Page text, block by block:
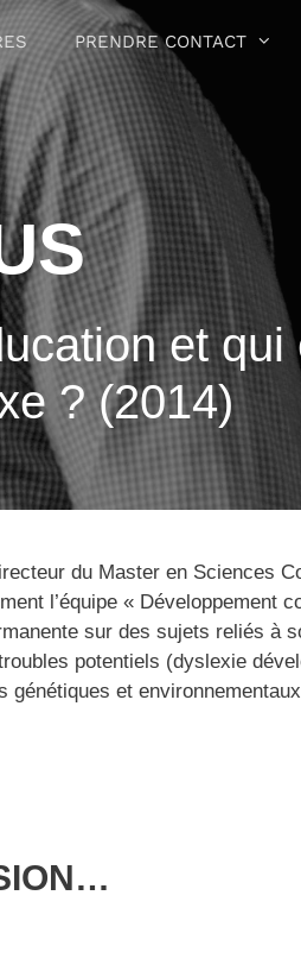
PRENDRE CONTACT
et qui
? (2014)
du Master en Sciences
l’équipe « Développement
sur des sujets reliés à
potentiels (dyslexie
et